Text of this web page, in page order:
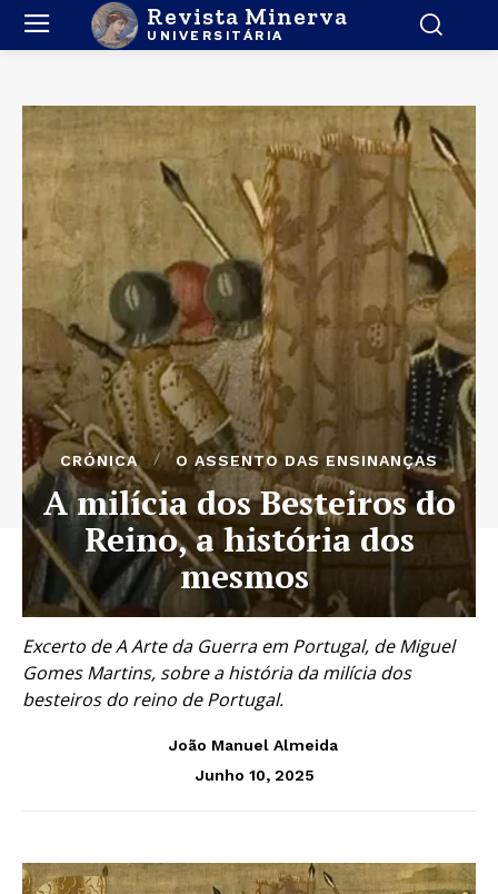
Revista Minerva
UNIVERSITÁRIA
CRÓNICA O ASSENTO DAS ENSINANÇAS
A milícia dos Besteiros do
Reino, a história dos
mesmos
Excerto de A Arte da Guerra em Portugal, de Miguel
Gomes Martins, sobre a história da milícia dos
besteiros do reino de Portugal.
João Manuel Almeida
Junho 10, 2025